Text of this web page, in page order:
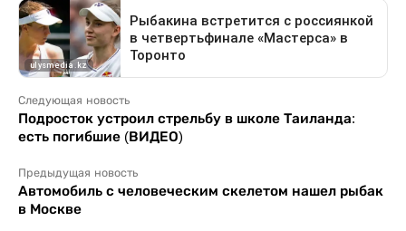
Следующая новость
Подросток устроил стрельбу в школе Таиланда:
есть погибшие (ВИДЕО)
Предыдущая новость
Автомобиль с человеческим скелетом нашел рыбак
в Москве